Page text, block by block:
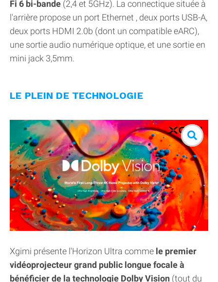
Fi 6 bi-bande (2,4 et 5GHz). La connectique située à
l'arrière propose un port Ethernet , deux ports USB-A,
deux ports HDMI 2.0b (dont un compatible eARC),
une sortie audio numérique optique, et une sortie en
mini jack 3,5mm.
LE PLEIN DE TECHNOLOGIE
Xgimi présente l'Horizon Ultra comme le premier
vidéoprojecteur grand public longue focale à
bénéficier de la technologie Dolby Vision (tout du